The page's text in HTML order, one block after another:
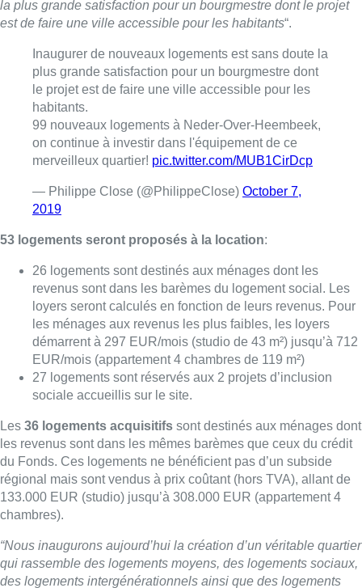
53 logements seront proposés à la location:
26 logements sont destinés aux ménages dont les
revenus sont dans les barèmes du logement social. Les
loyers seront calculés en fonction de leurs revenus. Pour
les ménages aux revenus les plus faibles, les loyers
démarrent à 297 EUR/mois (studio de 43 m²) jusqu’à 712
EUR/mois (appartement 4 chambres de 119 m²)
27 logements sont réservés aux 2 projets d’inclusion
36 logements acquisitifs
du Fonds. Ces logements ne bénéficient pas d’un subside
régional mais sont vendus à prix coûtant (hors TVA), allant de
133.000 EUR (studio) jusqu’à 308.000 EUR (appartement 4
chambres).
“Nous inaugurons aujourd’hui la création d’un véritable quartier
qui rassemble des logements moyens, des logements sociaux,
des logements intergénérationnels ainsi que des logements
destinés à accueillir des personnes porteuses d’un handicap.
out a été pensé pour renforcer les rencontres et les échanges
entre ces univers fort différents, dans un environnement
convivial. La dimension durable n’a pas été oubliée :
les
logements créés sont peu énergivores, ce qui allègera de
manière substantielle la facture énergétique des futurs
habitants”s’est réjouit Nawal Ben Hamou, la Secrétaire d’Etat
au Logement et à l’Egalité des chances.
■ Un reportage de Thomas Dufrane et Manon Ughi
Lire aussi :